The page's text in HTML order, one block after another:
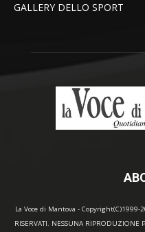
GALLERY DELLO SPORT
La Voce di Mantova - Copyright(C)1999-
RISERVATI. NESSUNA